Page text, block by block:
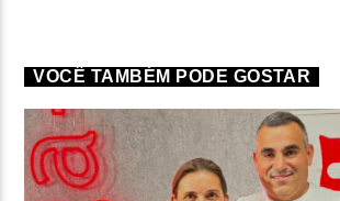
VOCÊ TAMBÉM PODE GOSTAR